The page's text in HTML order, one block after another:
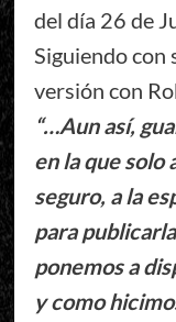
del día 26 de
Siguiendo con
versión con
“…Aun así,
en la que solo
seguro, a la
para
ponemos a
y como